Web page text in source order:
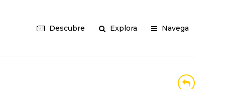
Descubre Explora Navega